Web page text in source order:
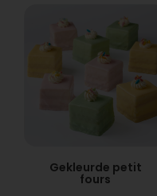
Gekleurde petit
fours